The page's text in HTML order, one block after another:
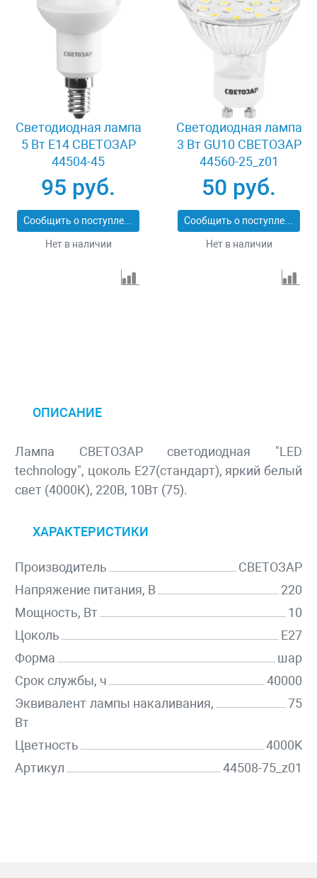
Светодиодная лампа
5 Вт E14 СВЕТОЗАР
44504-45
95 руб.
Сообщить о поступлении
Нет в наличии
Светодиодная лампа
3 Вт GU10 СВЕТОЗАР
44560-25_z01
50 руб.
Сообщить о поступлении
Нет в наличии
ОПИСАНИЕ
Лампа СВЕТОЗАР светодиодная "LED
technology", цоколь E27(стандарт), яркий белый
свет (4000К), 220В, 10Вт (75).
ХАРАКТЕРИСТИКИ
Производитель
СВЕТОЗАР
Напряжение питания, В
220
Мощность, Вт
10
Цоколь
E27
Форма
шар
Срок службы, ч
40000
Эквивалент лампы накаливания,
Вт
75
Цветность
4000K
Артикул
44508-75_z01